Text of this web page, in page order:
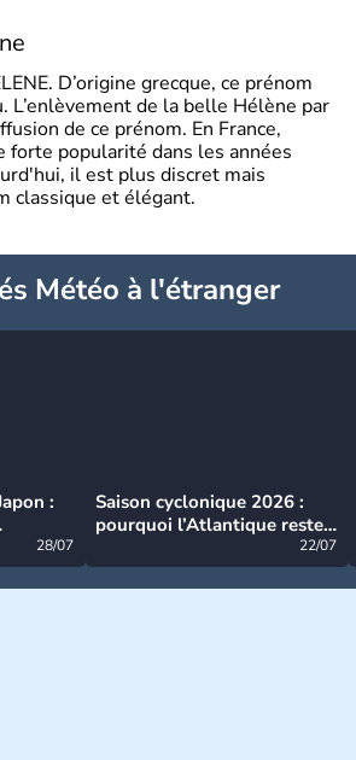
D’origine grecque, ce prénom
L’enlèvement de la belle Hélène par
de ce prénom. En France,
forte popularité dans les années
il est plus discret mais
classique et élégant.
Météo à l'étranger
:
28/07
Saison cyclonique 2026 :
pourquoi l’Atlantique reste
22/07